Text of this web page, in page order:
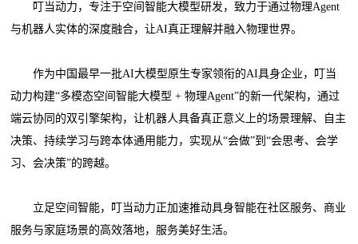
叮当动力，专注于空间智能大模型研发，致力于通过物理Agent
与机器人实体的深度融合，让AI真正理解并融入物理世界。
作为中国最早一批AI大模型原生专家领衔的AI具身企业，叮当
动力构建“多模态空间智能大模型 + 物理Agent”的新一代架构，通过
端云协同的双引擎架构，让机器人具备真正意义上的场景理解、自主
决策、持续学习与跨本体通用能力，实现从“会做”到“会思考、会学
习、会决策”的跨越。
立足空间智能，叮当动力正加速推动具身智能在社区服务、商业
服务与家庭场景的高效落地，服务美好生活。